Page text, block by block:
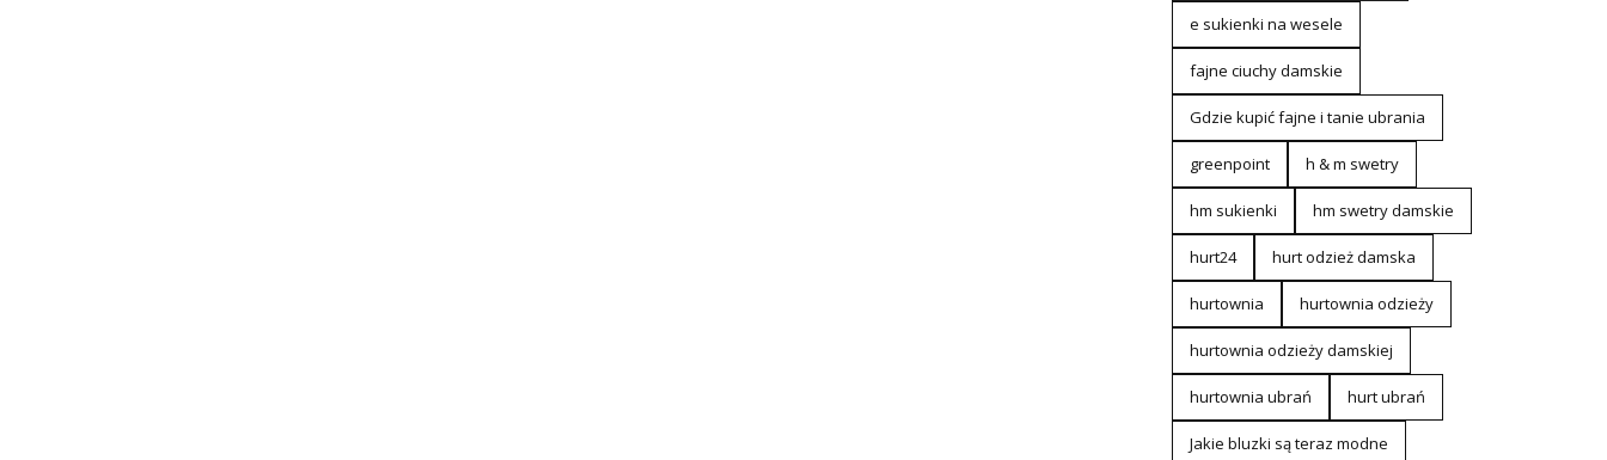
e sukienki na wesele
fajne ciuchy damskie
Gdzie kupić fajne i tanie ubrania
greenpoint h & m swetry
hm sukienki hm swetry damskie
hurt24 hurt odzież damska
hurtownia hurtownia odzieży
hurtownia odzieży damskiej
hurtownia ubrań hurt ubrań
Jakie bluzki są teraz modne